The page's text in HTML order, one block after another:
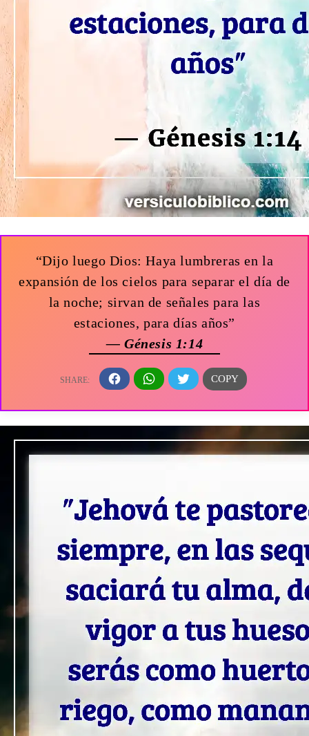
“Dijo luego Dios: Haya lumbreras en la
expansión de los cielos para separar el día de
la noche; sirvan de señales para las
estaciones, para días años”
— Génesis 1:14